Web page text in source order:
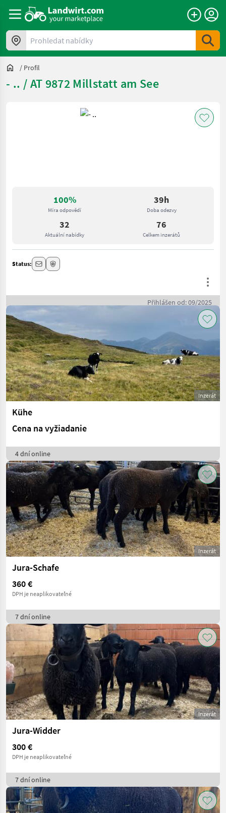
Prohledat nabídky
/ Profil
- .. / AT 9872 Millstatt am See
100%
Míra odpovědí
39h
Doba odezvy
32
Aktuální nabídky
76
Celkem inzerátů
Status:
Přihlášen od: 09/2025
Inzerát
Kühe
Cena na vyžiadanie
4 dní online
Inzerát
Jura-Schafe
360 €
DPH je neaplikovateľné
7 dní online
Inzerát
Jura-Widder
300 €
DPH je neaplikovateľné
7 dní online